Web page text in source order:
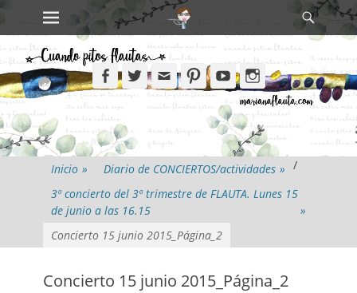
Skip
content
Primary Menu Search
Facebook
TwitterEmailPinterestYouTubeInstagram
Inicio » Diario de CONCIERTOS/actividades » /
3º concierto del 3º trimestre de FLAUTA. Lunes 15
de junio a las 16.15
»
Concierto 15 junio 2015_Página_2
Concierto 15 junio 2015_Página_2